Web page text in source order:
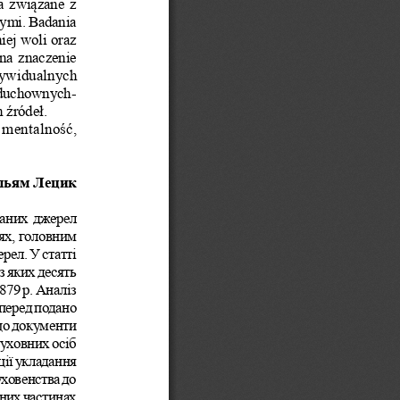
Badania
woli oraz
znaczenie
Лецик
джерел
головним
У статті
яких десять
р. Аналіз
подано
документи
осіб
укладання
до
частинах